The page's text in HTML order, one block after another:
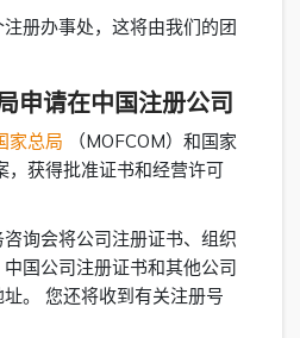
册办事处，这将由我们的团
申请在中国注册公司
家总局 （MOFCOM）和国家
，获得批准证书和经营许可
询会将公司注册证书、组织
国公司注册证书和其他公司
。 您还将收到有关注册号